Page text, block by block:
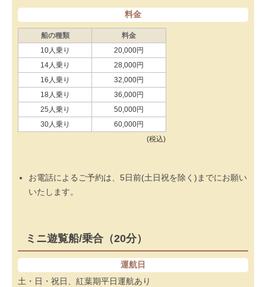
料金
船の種類
料金
10人乗り
20,000円
14人乗り
28,000円
16人乗り
32,000円
18人乗り
36,000円
25人乗り
50,000円
30人乗り
60,000円
(税込)
お電話によるご予約は、5日前(土日祝を除く)までにお願い
いたします。
ミニ遊覧船/乗合（20分）
運航日
土・日・祝日、紅葉期平日運航あり